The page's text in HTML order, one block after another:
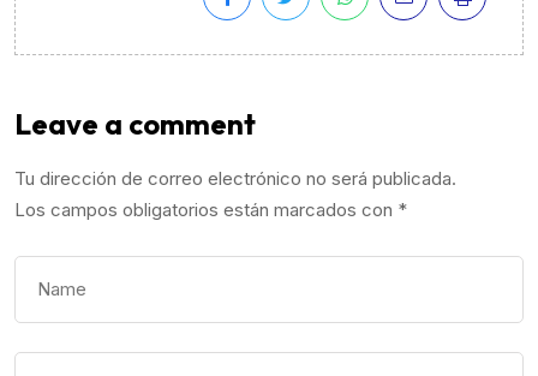
Leave a comment
Tu dirección de correo electrónico no será publicada.
Los campos obligatorios están marcados con *